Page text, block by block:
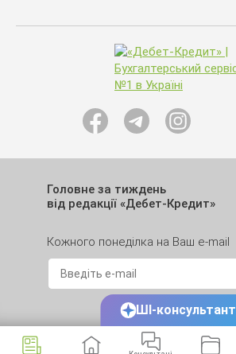
Головне за тиждень
від редакції «Дебет-Кредит»
Кожного понеділка на Ваш e-mail
ШІ-консультант